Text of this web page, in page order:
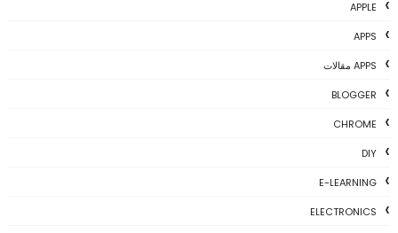
APPLE
APPS
APPS مقالات
BLOGGER
CHROME
DIY
E-LEARNING
ELECTRONICS